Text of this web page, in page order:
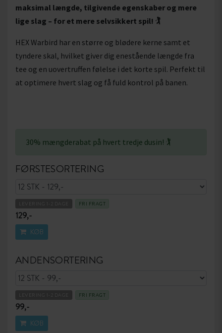
maksimal længde, tilgivende egenskaber og mere
lige slag – for et mere selvsikkert spil! 🏌
HEX Warbird har en større og blødere kerne samt et
tyndere skal, hvilket giver dig enestående længde fra
tee og en uovertruffen følelse i det korte spil. Perfekt til
at optimere hvert slag og få fuld kontrol på banen.
30% mængderabat på hvert tredje dusin! 🏌
FØRSTESORTERING
LEVERING 1-2 DAGE FRI FRAGT
129,-
KØB
ANDENSORTERING
LEVERING 1-2 DAGE FRI FRAGT
99,-
KØB